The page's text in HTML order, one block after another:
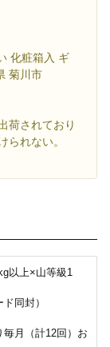
化粧箱入 ギ
菊川市
荷されており
られない。
以上×山等級1
同封）
月（計12回）お